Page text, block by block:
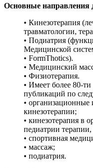
Основные направления
• Кинезотерапия
травматологии,
• Подиатрия
Медицинской
• FormThotics).
• Медицинский
• Физиотерапия.
• Имеет более 80-
публикаций по
•
кинезотерапии;
• кинезотерапия в
педиатрии
• спортивная
• массаж;
• подиатрия.